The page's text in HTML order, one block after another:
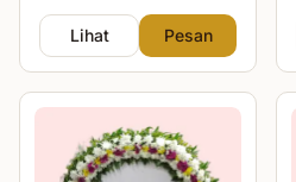
Lihat Pesan